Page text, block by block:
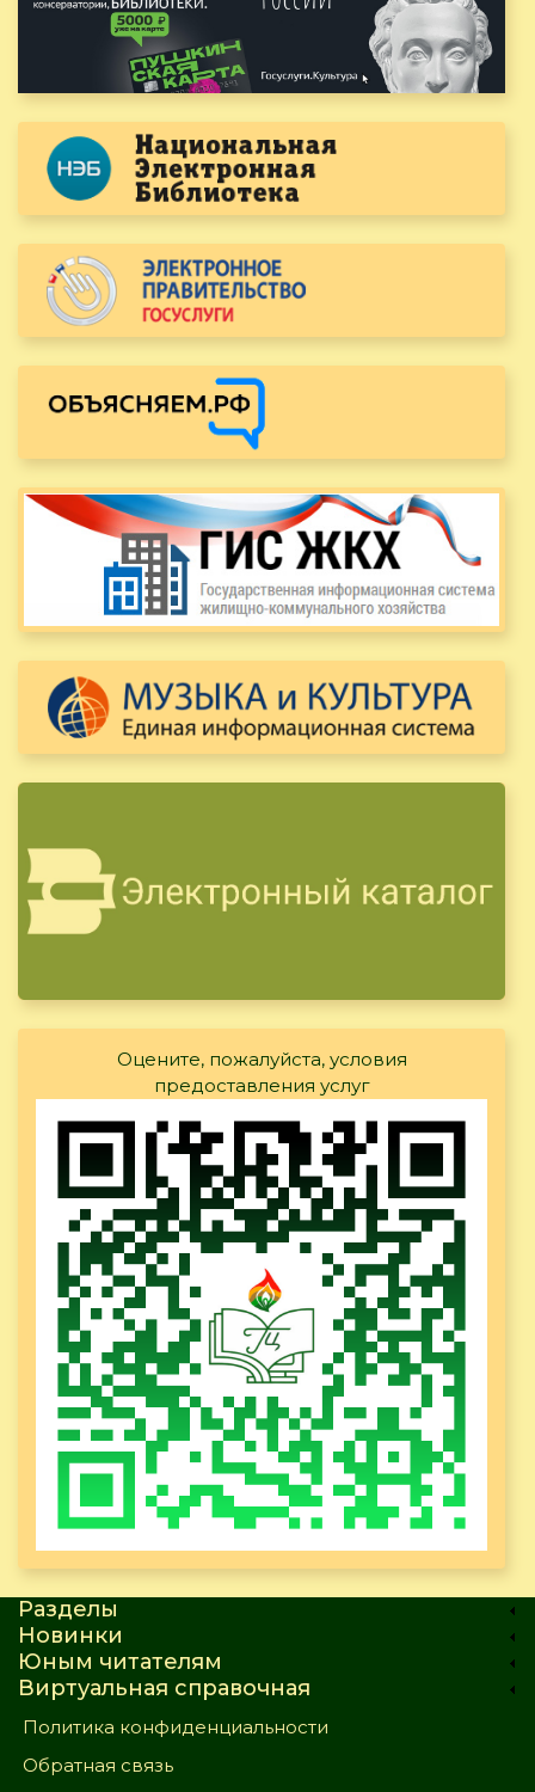
Оцените, пожалуйста, условия
предоставления услуг
Разделы
Новинки
Юным читателям
Виртуальная справочная
Политика конфиденциальности
Обратная связь